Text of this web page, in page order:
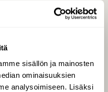
sisällön ja mainosten
ominaisuuksien
analysoimiseen. Lisäksi
digilukuoikeus
parasta juttua
Tilaa uutiskirje